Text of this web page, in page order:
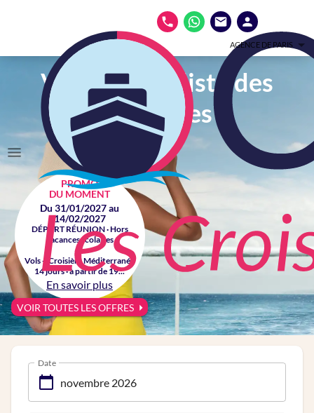
AGENCE DE PARIS
Votre spécialiste des
croisières
PROMO
DU MOMENT
Du 31/01/2027 au
14/02/2027
DÉPART RÉUNION · Hors
vacances scolaires
Vols + Croisière Méditerranée
14 jours · à partir de 19...
En savoir plus
VOIR TOUTES LES OFFRES
Date